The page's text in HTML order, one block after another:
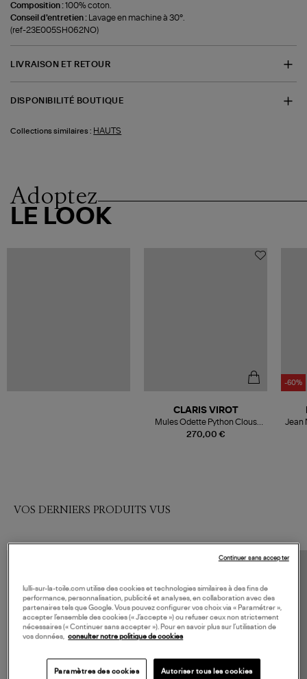
Composition :100% coton.
Conseil d'entretien :
Lavage en machine à 30°.
(ref-23E005SH062NO)
LIVRAISON ET RETOUR
DISPONIBILITÉ BOUTIQUE
Collections similaires : HAUTS
Adoptez
LE LOOK
270,00 €
CLARIS VIROT
Mules Odette Python Clous
Noir Argenté
-60%
Jean
VOS DERNIERS PRODUITS VUS
lulli-sur-la-toile.com utilise des cookies et technologies similaires à des fins de
performance, personnalisation, publicité et analyses, en collaboration avec des
partenaires tels que Google. Vous pouvez configurer vos choix via « Paramétrer »,
accepter l’ensemble des cookies (« J’accepte ») ou refuser ceux non strictement
nécessaires (« Continuer sans accepter »). Pour en savoir plus sur l’utilisation de
vos données,
consulter notre politique de cookies
Paramètres des cookies Autoriser tous les cookies
Continuer sans accepter